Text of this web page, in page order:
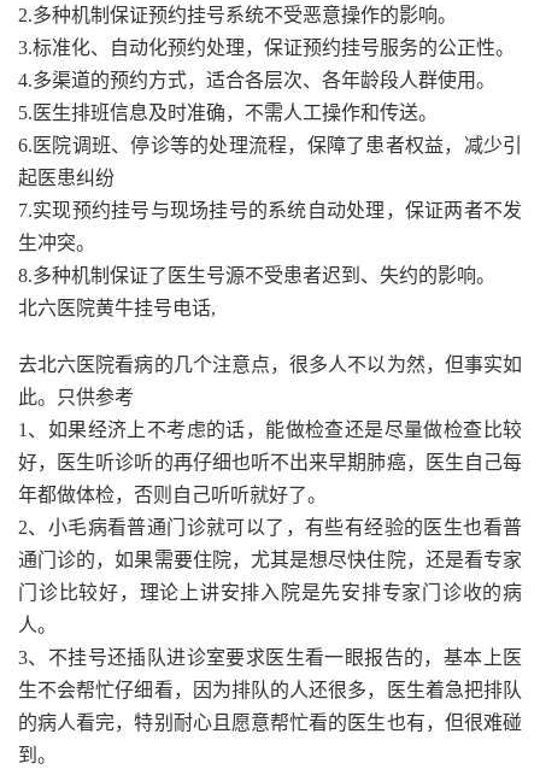
2.多种机制保证预约挂号系统不受恶意操作的影响。
3.标准化、自动化预约处理，保证预约挂号服务的公正性。
4.多渠道的预约方式，适合各层次、各年龄段人群使用。
5.医生排班信息及时准确，不需人工操作和传送。
6.医院调班、停诊等的处理流程，保障了患者权益，减少引
起医患纠纷
7.实现预约挂号与现场挂号的系统自动处理，保证两者不发
生冲突。
8.多种机制保证了医生号源不受患者迟到、失约的影响。
北六医院黄牛挂号电话,
去北六医院看病的几个注意点，很多人不以为然，但事实如
此。只供参考
1、如果经济上不考虑的话，能做检查还是尽量做检查比较
好，医生听诊听的再仔细也听不出来早期肺癌，医生自己每
年都做体检，否则自己听听就好了。
2、小毛病看普通门诊就可以了，有些有经验的医生也看普
通门诊的，如果需要住院，尤其是想尽快住院，还是看专家
门诊比较好，理论上讲安排入院是先安排专家门诊收的病
人。
3、不挂号还插队进诊室要求医生看一眼报告的，基本上医
生不会帮忙仔细看，因为排队的人还很多，医生着急把排队
的病人看完，特别耐心且愿意帮忙看的医生也有，但很难碰
到。